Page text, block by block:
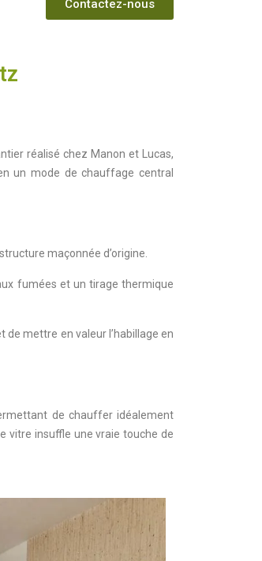
Contactez-nous
réalisé chez Manon et Lucas,
un mode de chauffage central
maçonnée d’origine.
fumées et un tirage thermique
de mettre en valeur l’habillage en
de chauffer idéalement
vitre insuffle une vraie touche de